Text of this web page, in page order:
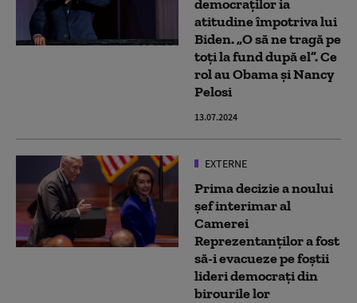
democraților ia
atitudine împotriva lui
Biden. „O să ne tragă pe
toți la fund după el”. Ce
rol au Obama și Nancy
Pelosi
13.07.2024
EXTERNE
Prima decizie a noului
șef interimar al
Camerei
Reprezentanților a fost
să-i evacueze pe foștii
lideri democrați din
birourile lor